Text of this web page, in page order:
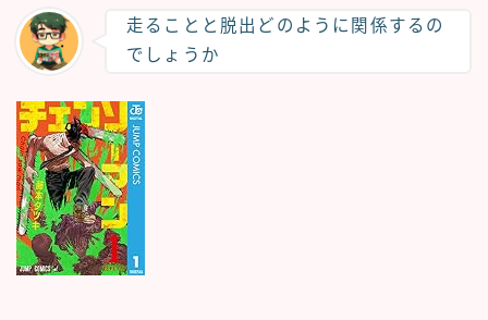
走ることと脱出どのように関係するの
でしょうか